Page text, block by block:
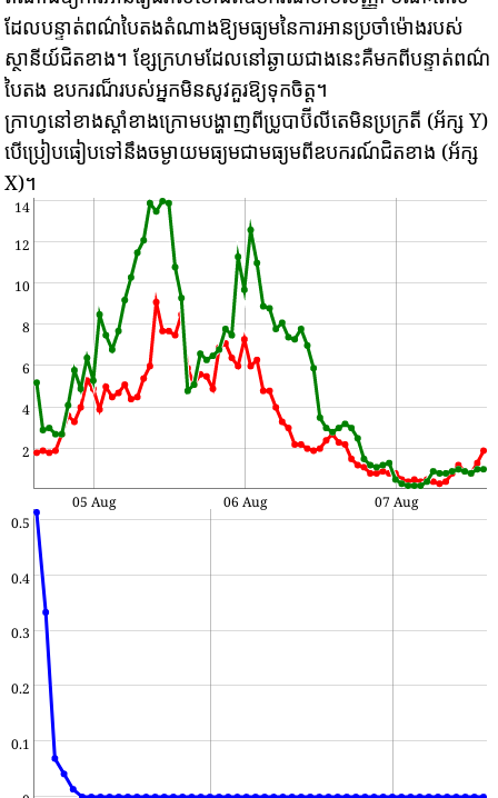
ដែលបន្ទាត់ពណ៌បៃតងតំណាងឱ្យមធ្យមនៃការអានប្រចាំម៉ោងរបស់
ស្ថានីយ៍ជិតខាង។ ខ្សែក្រហមដែលនៅឆ្ងាយជាងនេះគឺមកពីបន្ទាត់ពណ៌
បៃតង ឧបករណ៏របស់អ្នកមិនសូវគួរឱ្យទុកចិត្ត។
ក្រាហ្វនៅខាងស្តាំខាងក្រោមបង្ហាញពីប្រូបាប៊ីលីតេមិនប្រក្រតី (អ័ក្ស Y)
បើប្រៀបធៀបទៅនឹងចម្ងាយមធ្យមជាមធ្យមពីឧបករណ៍ជិតខាង (អ័ក្ស
X)។
2
4
6
8
10
12
14
05 Aug 06 Aug 07 Aug
0.1
0.2
0.3
0.4
0.5